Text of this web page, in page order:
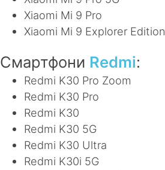
Xiaomi Mi 9 Pro
Xiaomi Mi 9 Explorer Edition
Смартфони Redmi:
Redmi K30 Pro Zoom
Redmi K30 Pro
Redmi K30
Redmi K30 5G
Redmi K30 Ultra
Redmi K30i 5G